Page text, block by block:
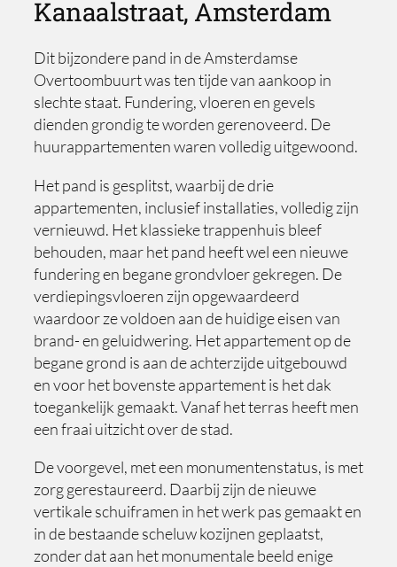
Kanaalstraat, Amsterdam
Dit bijzondere pand in de Amsterdamse
Overtoombuurt was ten tijde van aankoop in
slechte staat. Fundering, vloeren en gevels
dienden grondig te worden gerenoveerd. De
huurappartementen waren volledig uitgewoond.
Het pand is gesplitst, waarbij de drie
appartementen, inclusief installaties, volledig zijn
vernieuwd. Het klassieke trappenhuis bleef
behouden, maar het pand heeft wel een nieuwe
fundering en begane grondvloer gekregen. De
verdiepingsvloeren zijn opgewaardeerd
waardoor ze voldoen aan de huidige eisen van
brand- en geluidwering. Het appartement op de
begane grond is aan de achterzijde uitgebouwd
en voor het bovenste appartement is het dak
toegankelijk gemaakt. Vanaf het terras heeft men
een fraai uitzicht over de stad.
De voorgevel, met een monumentenstatus, is met
zorg gerestaureerd. Daarbij zijn de nieuwe
vertikale schuiframen in het werk pas gemaakt en
in de bestaande scheluw kozijnen geplaatst,
zonder dat aan het monumentale beeld enige